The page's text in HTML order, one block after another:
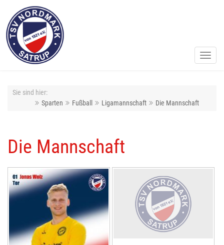
Sie sind hier:
Sparten
Fußball Ligamannschaft Die Mannschaft
Die Mannschaft